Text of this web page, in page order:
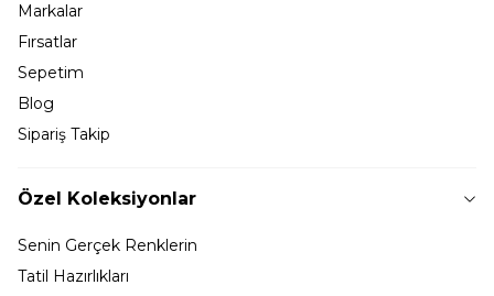
Markalar
Fırsatlar
Sepetim
Blog
Sipariş Takip
Özel Koleksiyonlar
Senin Gerçek Renklerin
Tatil Hazırlıkları